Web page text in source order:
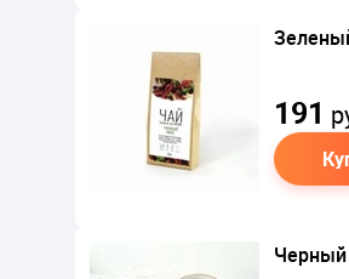
191
Черный